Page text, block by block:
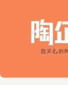
师与买
示平台
会#展会
国陶瓷城